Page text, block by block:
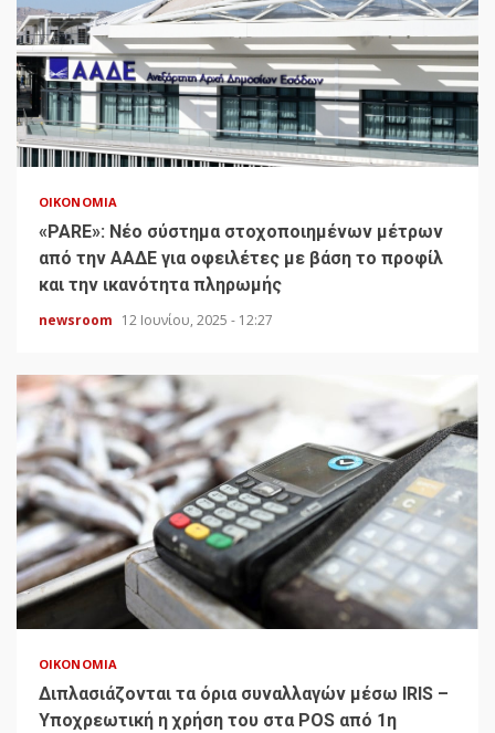
ΟΙΚΟΝΟΜΊΑ
«PARE»: Νέο σύστημα στοχοποιημένων μέτρων
από την ΑΑΔΕ για οφειλέτες με βάση το προφίλ
και την ικανότητα πληρωμής
newsroom 12 Ιουνίου, 2025 - 12:27
ΟΙΚΟΝΟΜΊΑ
Διπλασιάζονται τα όρια συναλλαγών μέσω IRIS –
Υποχρεωτική η χρήση του στα POS από 1η